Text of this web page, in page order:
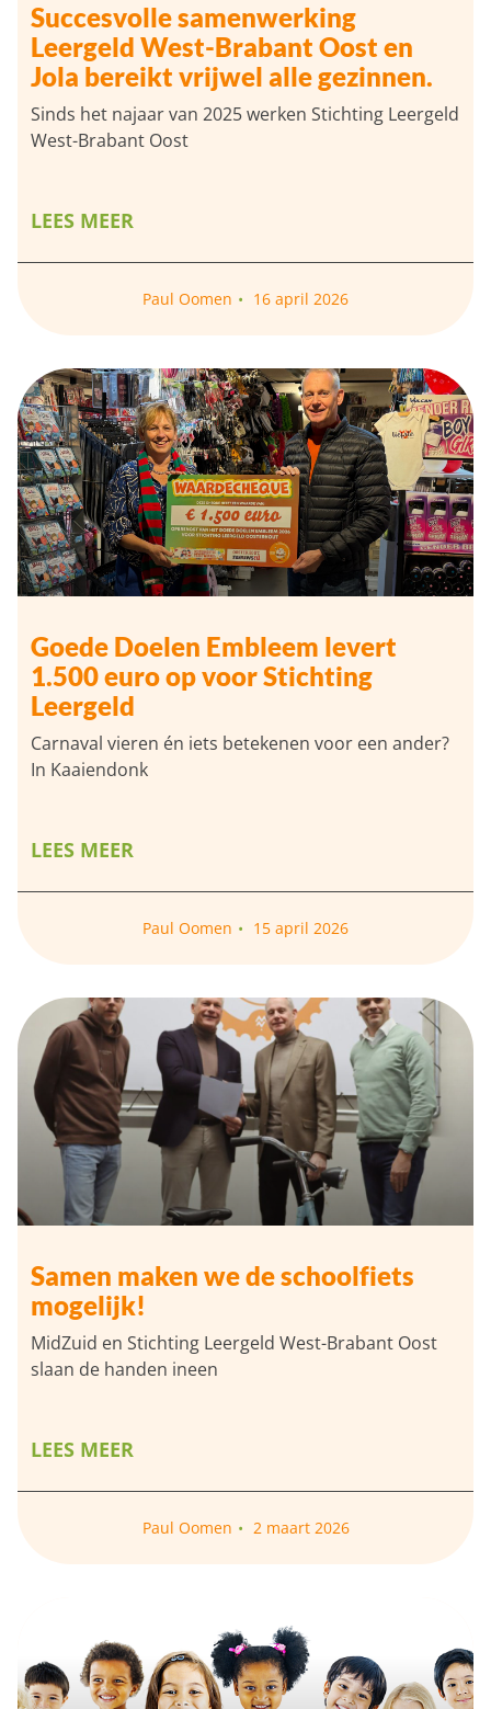
Succesvolle samenwerking
Leergeld West-Brabant Oost en
Jola bereikt vrijwel alle gezinnen.
Sinds het najaar van 2025 werken Stichting Leergeld
West-Brabant Oost
LEES MEER
Paul Oomen 16 april 2026
Goede Doelen Embleem levert
1.500 euro op voor Stichting
Leergeld
Carnaval vieren én iets betekenen voor een ander?
In Kaaiendonk
LEES MEER
Paul Oomen 15 april 2026
Samen maken we de schoolfiets
mogelijk!
MidZuid en Stichting Leergeld West-Brabant Oost
slaan de handen ineen
LEES MEER
Paul Oomen 2 maart 2026